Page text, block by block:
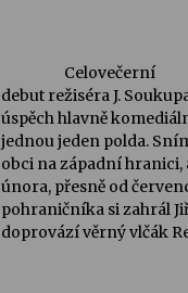
Celovečerní
debut režiséra J.
úspěch hlavně
jednou jeden polda.
obci na západní
února, přesně od
pohraničníka si zahrál
doprovází věrný vlčák